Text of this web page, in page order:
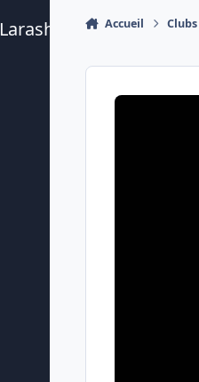
Larashare Accueil Clubs